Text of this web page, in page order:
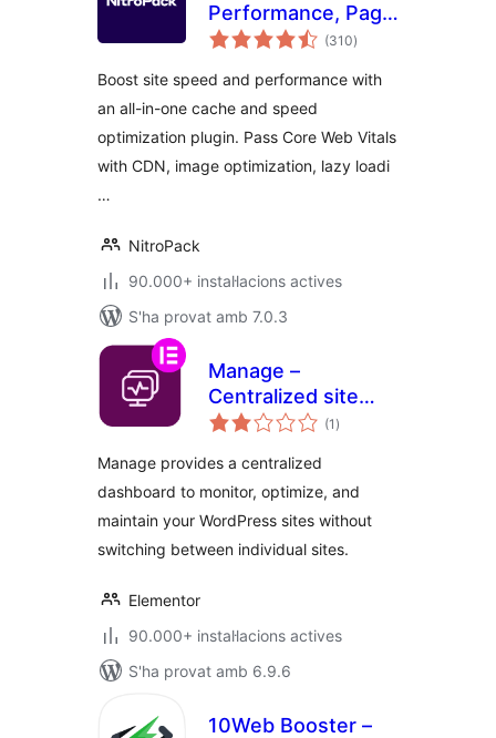
Performance, Page
Speed & Cache
Web Vitals, CDN &
Image Optimization
(310puntuacions
totals
)
Boost site speed and performance with
an all-in-one cache and speed
optimization plugin. Pass Core Web Vitals
with CDN, image optimization, lazy loadi
…
NitroPack
90.000+ instal·lacions actives
S'ha provat amb 7.0.3
Manage –
Centralized site
maintenance and
(1 puntuacions
totals
)
Manage provides a centralized
dashboard to monitor, optimize, and
maintain your WordPress sites without
switching between individual sites.
Elementor
90.000+ instal·lacions actives
S'ha provat amb 6.9.6
10Web Booster –